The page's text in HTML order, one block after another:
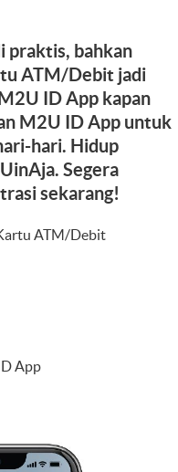
praktis, bahkan
ATM/Debit jadi
ID App kapan
M2U ID App untuk
hari. Hidup
Segera
sekarang!
ATM/Debit
App